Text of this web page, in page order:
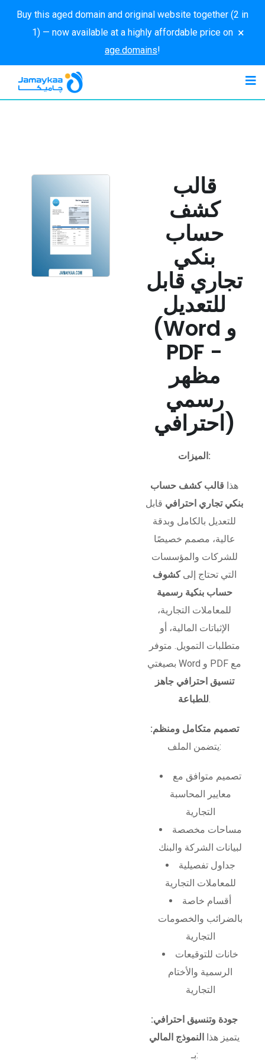
Buy this aged domain and original website together (2 in
1) — now available at a highly affordable price on
age.domains!
×
قالب
كشف
حساب
بنكي
تجاري قابل
للتعديل
(Word و
PDF -
مظهر
رسمي
احترافي)
الميزات:
هذا قالب كشف حساب
بنكي تجاري احترافي قابل
للتعديل بالكامل وبدقة
عالية، مصمم خصيصًا
للشركات والمؤسسات
التي تحتاج إلىكشوف
حساب بنكية رسمية
للمعاملات التجارية،
الإثباتات المالية، أو
متطلبات التمويل. متوفر
بصيغتي Word و PDF مع
تنسيق احترافي جاهز
للطباعة.
تصميم متكامل ومنظم:
يتضمن الملف:
تصميم متوافق مع
معايير المحاسبة
التجارية
مساحات مخصصة
لبيانات الشركة والبنك
جداول تفصيلية
للمعاملات التجارية
أقسام خاصة
بالضرائب والخصومات
التجارية
خانات للتوقيعات
الرسمية والأختام
التجارية
جودة وتنسيق احترافي:
يتميز هذا
النموذج المالي
بـ: